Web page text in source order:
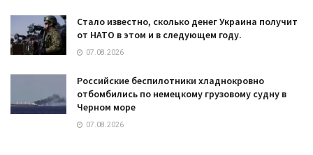
Стало известно, сколько денег Украина получит
от НАТО в этом и в следующем году.
07.08.2026
Российские беспилотники хладнокровно
отбомбились по немецкому грузовому судну в
Черном море
07.08.2026